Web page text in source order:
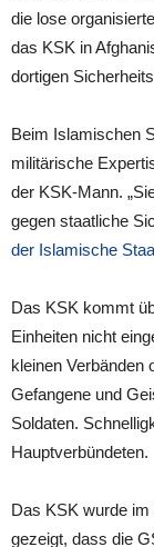
die lose
das KSK in
dortigen
Beim Islamischen
militärische
der KSK-Mann.
gegen staatliche
der Islamische
Das KSK kommt
Einheiten nicht
kleinen Verbänden
Gefangene und
Soldaten.
Hauptverbündeten.
Das KSK wurde
gezeigt, dass die